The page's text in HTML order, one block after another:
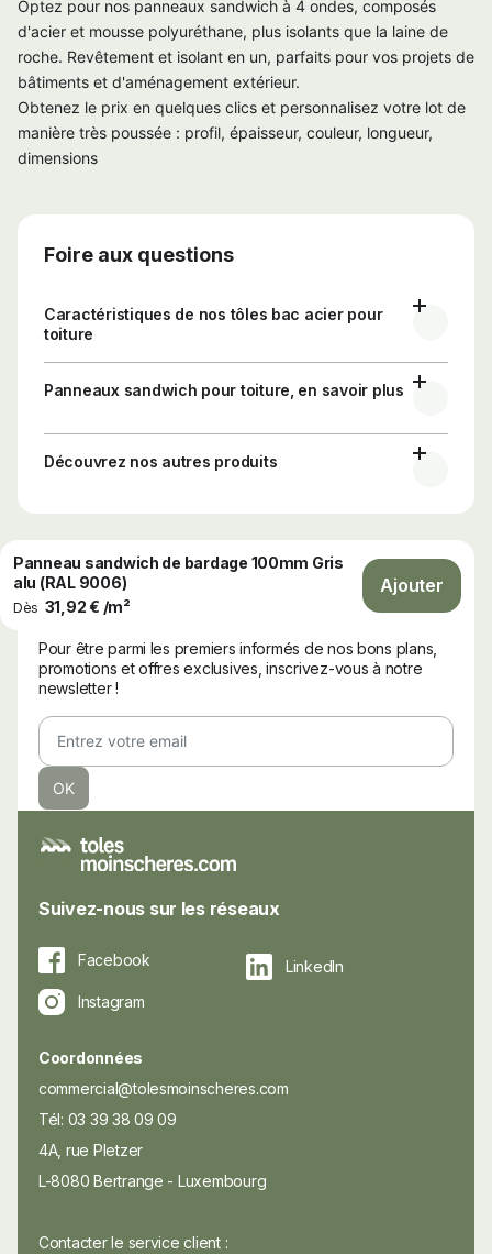
Optez pour nos panneaux sandwich à 4 ondes, composés
d'acier et mousse polyuréthane, plus isolants que la laine de
roche. Revêtement et isolant en un, parfaits pour vos projets de
bâtiments et d'aménagement extérieur.
Obtenez le prix en quelques clics et personnalisez votre lot de
manière très poussée : profil, épaisseur, couleur, longueur,
dimensions
Foire aux questions
Caractéristiques de nos tôles bac acier pour
toiture
Panneaux sandwich pour toiture, en savoir plus
Découvrez nos autres produits
Panneau sandwich de bardage 100mm Gris
alu (RAL 9006)
Dès 31,92 € /m²
Ajouter
Suivez-nous sur les réseaux
Facebook
LinkedIn
Instagram
Coordonnées
commercial@tolesmoinscheres.com
Tél: 03 39 38 09 09
4A, rue Pletzer
L-8080 Bertrange - Luxembourg
Contacter le service client :
Newsletter
Pour être parmi les premiers informés de nos bons plans,
promotions et offres exclusives, inscrivez-vous à notre
newsletter !